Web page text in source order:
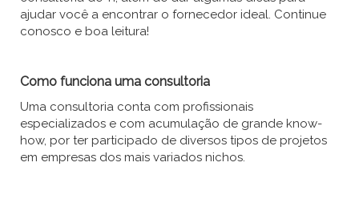
ajudar você a encontrar o fornecedor ideal. Continue
conosco e boa leitura!
Como funciona uma consultoria
Uma consultoria conta com profissionais
especializados e com acumulação de grande know-
how, por ter participado de diversos tipos de projetos
em empresas dos mais variados nichos.